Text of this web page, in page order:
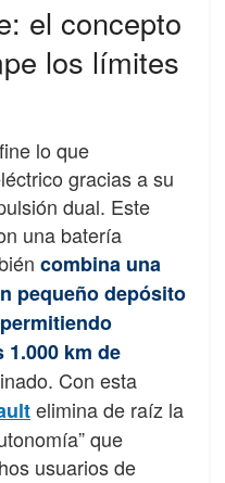
el concepto
los límites
lo que
gracias a su
dual. Este
una batería
combina una
pequeño depósito
km de
Con esta
elimina de raíz la
que
usuarios de